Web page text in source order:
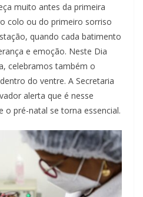
muito antes da primeira
colo ou do primeiro sorriso
quando cada batimento
e emoção. Neste Dia
celebramos também o
do ventre. A Secretaria
alerta que é nesse
o pré-natal se torna essencial.